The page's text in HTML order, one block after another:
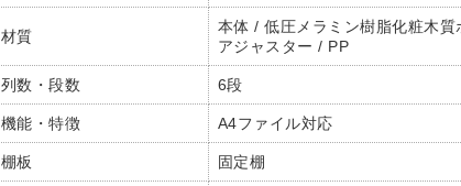
材質
本体 / 低圧メラミン樹脂化粧木質
アジャスター / PP
列数・段数 6段
機能・特徴 A4ファイル対応
棚板 固定棚